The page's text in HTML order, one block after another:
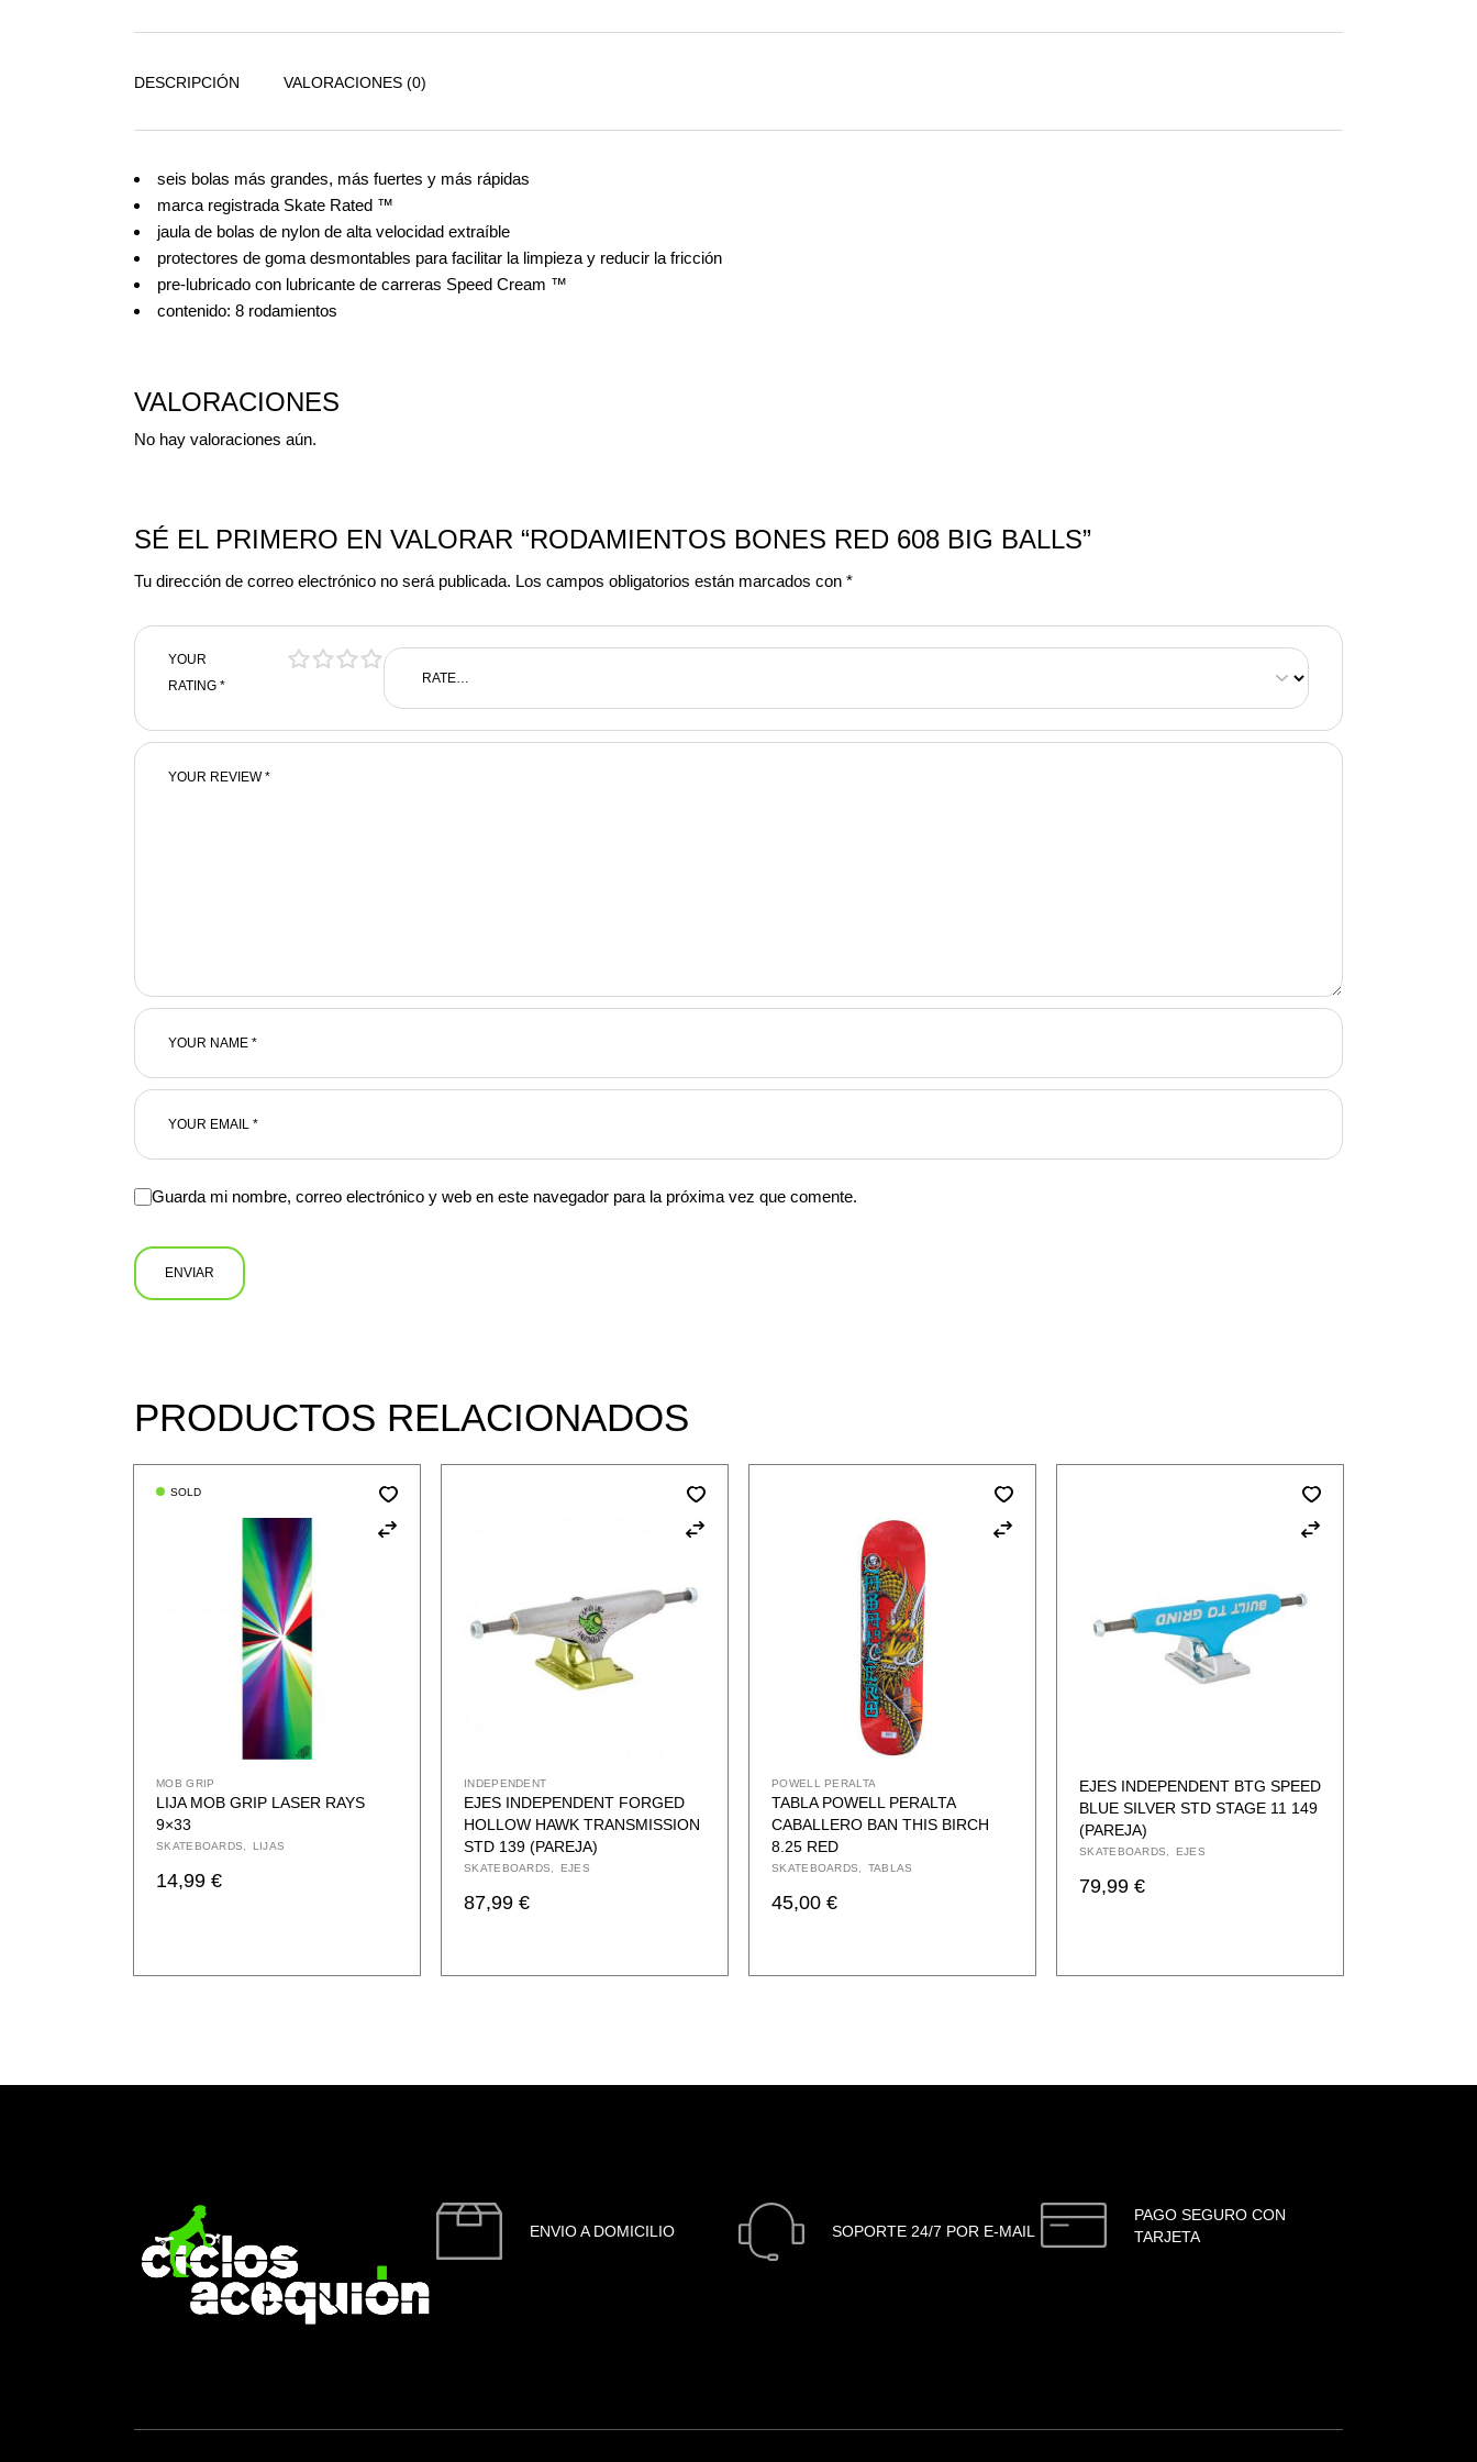
DESCRIPCIÓN VALORACIONES (0)
seis bolas más grandes, más fuertes y más rápidas
marca registrada Skate Rated ™
jaula de bolas de nylon de alta velocidad extraíble
protectores de goma desmontables para facilitar la limpieza y reducir la fricción
pre-lubricado con lubricante de carreras Speed Cream ™
contenido: 8 rodamientos
VALORACIONES
No hay valoraciones aún.
SÉ EL PRIMERO EN VALORAR “RODAMIENTOS BONES RED 608 BIG BALLS”
Tu dirección de correo electrónico no será publicada. Los campos obligatorios están marcados con *
YOUR
RATING *
Guarda mi nombre, correo electrónico y web en este navegador para la próxima vez que comente.
ENVIAR
PRODUCTOS RELACIONADOS
SOLD
MOB GRIP
LIJA MOB GRIP LASER RAYS
9×33
SKATEBOARDS LIJAS
14,99 €
INDEPENDENT
EJES INDEPENDENT FORGED
HOLLOW HAWK TRANSMISSION
STD 139 (PAREJA)
SKATEBOARDS EJES
87,99 €
POWELL PERALTA
TABLA POWELL PERALTA
CABALLERO BAN THIS BIRCH
8.25 RED
SKATEBOARDS TABLAS
45,00 €
EJES INDEPENDENT BTG SPEED
BLUE SILVER STD STAGE 11 149
(PAREJA)
SKATEBOARDS EJES
79,99 €
ENVIO A DOMICILIO SOPORTE 24/7 POR E-MAIL
PAGO SEGURO CON
TARJETA